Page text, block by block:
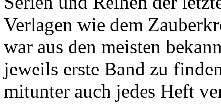
Verlagen wie dem
war aus den meisten
jeweils erste Band zu
mitunter auch jedes Heft